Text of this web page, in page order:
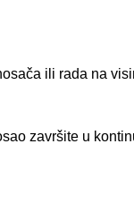
ili rada na
završite u